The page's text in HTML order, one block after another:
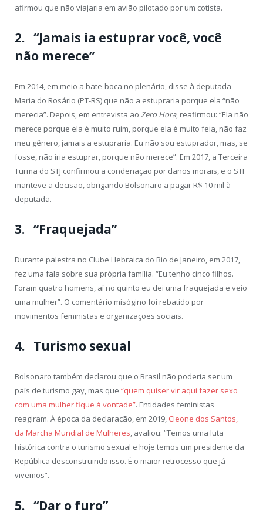
afirmou que não viajaria em avião pilotado por um cotista.
2. “Jamais ia estuprar você, você
não merece”
Em 2014, em meio a bate-boca no plenário, disse à deputada
Maria do Rosário (PT-RS) que não a estupraria porque ela “não
merecia”. Depois, em entrevista ao Zero Hora, reafirmou: “Ela não
merece porque ela é muito ruim, porque ela é muito feia, não faz
meu gênero, jamais a estupraria. Eu não sou estuprador, mas, se
fosse, não iria estuprar, porque não merece”. Em 2017, a Terceira
Turma do STJ confirmou a condenação por danos morais, e o STF
manteve a decisão, obrigando Bolsonaro a pagar R$ 10 mil à
deputada.
3. “Fraquejada”
Durante palestra no Clube Hebraica do Rio de Janeiro, em 2017,
fez uma fala sobre sua própria família. “Eu tenho cinco filhos.
Foram quatro homens, aí no quinto eu dei uma fraquejada e veio
uma mulher”. O comentário misógino foi rebatido por
movimentos feministas e organizações sociais.
4. Turismo sexual
Bolsonaro também declarou que o Brasil não poderia ser um
país de turismo gay, mas que “quem quiser vir aqui fazer sexo
com uma mulher fique à vontade”. Entidades feministas
reagiram. À época da declaração, em 2019, Cleone dos Santos,
da Marcha Mundial de Mulheres, avaliou: “Temos uma luta
histórica contra o turismo sexual e hoje temos um presidente da
República desconstruindo isso. É o maior retrocesso que já
vivemos”.
5. “Dar o furo”